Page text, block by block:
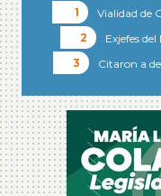
Vialidad de
Exjefes
Citaron a